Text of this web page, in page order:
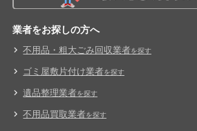
業者をお探しの方へ
不用品・粗大ごみ回収業者を探す
ゴミ屋敷片付け業者を探す
遺品整理業者を探す
不用品買取業者を探す